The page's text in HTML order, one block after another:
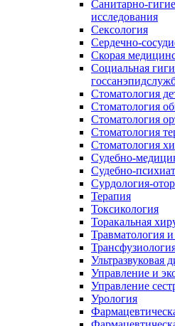
Санитарно-
исследования
Сексология
Сердечно-
Скорая
Социальная
Стоматология
Стоматология
Стоматология
Стоматология
Стоматология
Судебно-
Судебно-
Сурдология-
Терапия
Токсикология
Торакальная
Травматология
Ультразвуковая
Управление и
Управление
Урология